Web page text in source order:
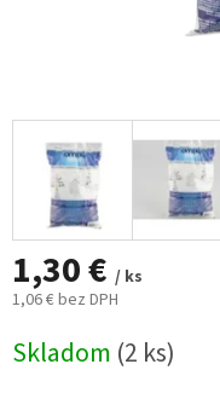
1,30 € / ks
1,06 € bez DPH
cena:
Skladom (2 ks)